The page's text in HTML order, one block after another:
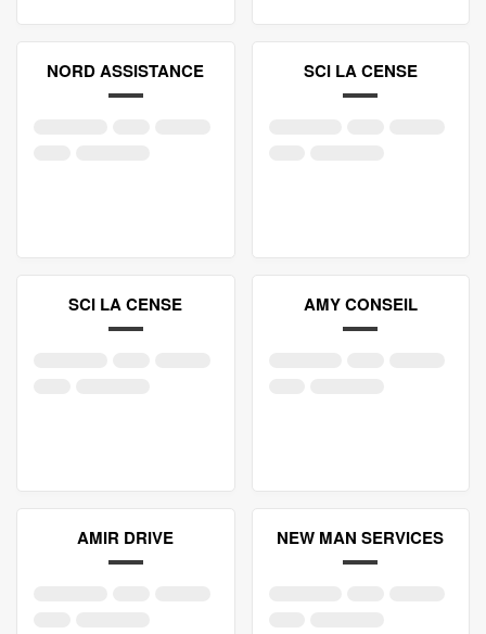
NORD ASSISTANCE SCI LA CENSE
SCI LA CENSE AMY CONSEIL
AMIR DRIVE NEW MAN SERVICES